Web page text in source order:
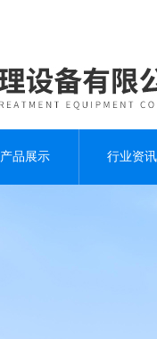
产品展示 行业资讯